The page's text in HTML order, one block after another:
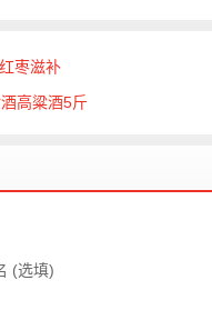
枣滋补
高粱酒5斤
(选填)